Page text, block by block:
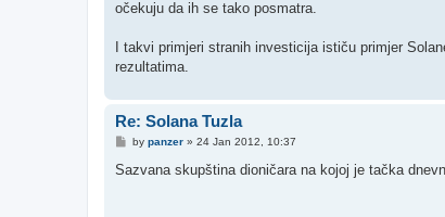
očekuju da ih se tako posmatra.
I takvi primjeri stranih investicija ističu primjer
rezultatima.
Re: Solana Tuzla
P
s
by panzer» 24 Jan 2012, 10:37
Sazvana skupština dioničara na kojoj je tačka